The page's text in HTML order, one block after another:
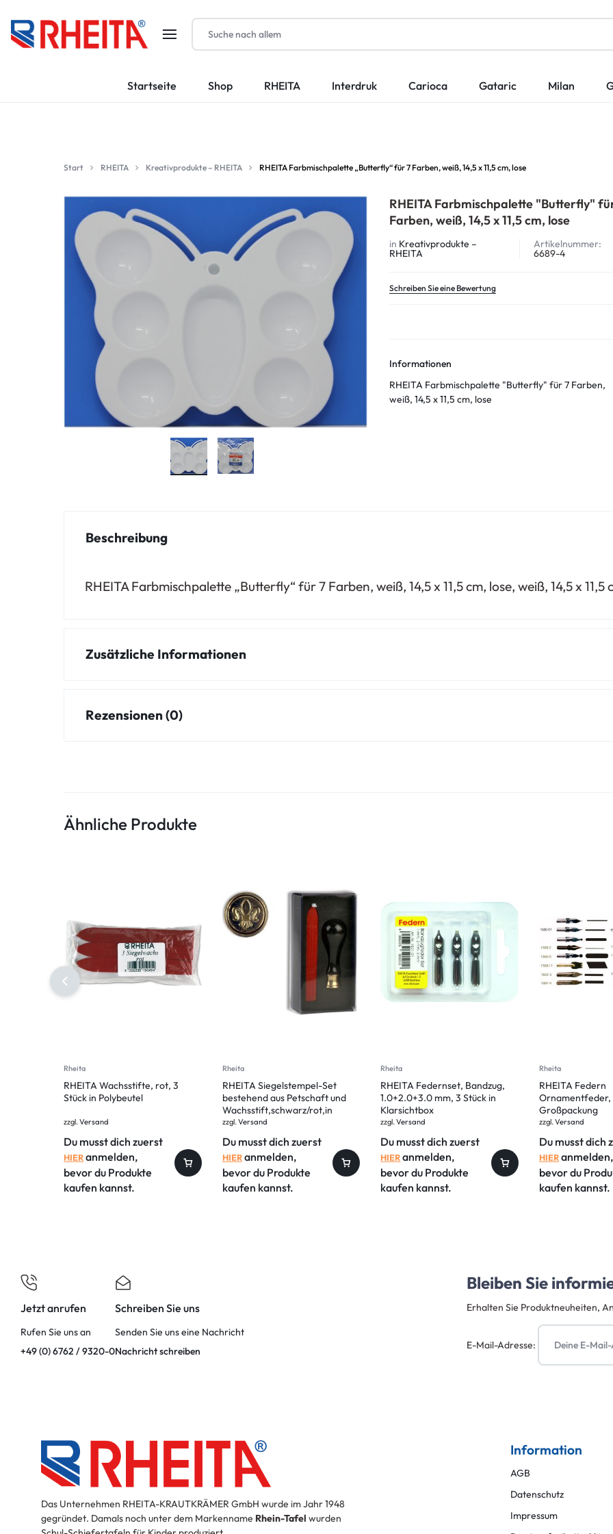
KRAUTKRÄMER
Startseite Shop RHEITA Interdruk Carioca Gataric Milan
Start RHEITA Kreativprodukte – RHEITA RHEITA Farbmischpalette „Butterfly“ für 7 Farben, weiß, 14,5 x 11,5 cm, lose
RHEITA Farbmischpalette "Butterfly"
Farben, weiß, 14,5 x 11,5 cm, lose
in Kreativprodukte –
RHEITA
Artikelnummer:
6689-4
Schreiben Sie eine Bewertung
Informationen
RHEITA Farbmischpalette "Butterfly" für 7 Farben,
weiß, 14,5 x 11,5 cm, lose
Beschreibung
RHEITA Farbmischpalette „Butterfly“ für 7 Farben, weiß, 14,5 x 11,5 cm, lose, weiß, 14,5 x 11,5
Zusätzliche Informationen
Rezensionen (0)
Ähnliche Produkte
Rheita
RHEITA Wachsstifte, rot, 3
Stück in Polybeutel
zzgl.Versand
Du musst dich zuerst
HIERanmelden,
bevor du Produkte
kaufen kannst.
Rheita
RHEITA Siegelstempel-Set
bestehend aus Petschaft und
Wachsstift,schwarz/rot,in
Geschenkbox
zzgl. Versand
Du musst dich zuerst
HIERanmelden,
bevor du Produkte
kaufen kannst.
Rheita
RHEITA Federnset, Bandzug,
1.0+2.0+3.0 mm, 3 Stück in
Klarsichtbox
zzgl.Versand
Du musst dich zuerst
HIERanmelden,
bevor du Produkte
kaufen kannst.
Rheita
RHEITA Federn
Ornamentfeder,
Großpackung
zzgl. Versand
Du musst dich
HIERanmelden,
bevor du
kaufen kannst.
Jetzt anrufen
Rufen Sie uns an
+49 (0) 6762 / 9320-0
Schreiben Sie uns
Senden Sie uns eine Nachricht
Nachricht schreiben
Bleiben Sie
Erhalten Sie Produktneuheiten,
E-Mail-Adresse:
Das Unternehmen RHEITA-KRAUTKRÄMER GmbH wurde im Jahr 1948
gegründet. Damals noch unter dem Markenname Rhein-Tafel wurden
Information
AGB
Datenschutz
Impressum